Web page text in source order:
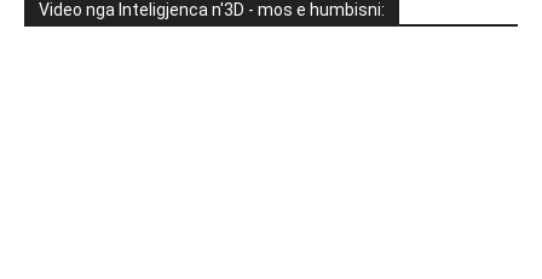
Video nga Inteligjenca n'3D - mos e humbisni: